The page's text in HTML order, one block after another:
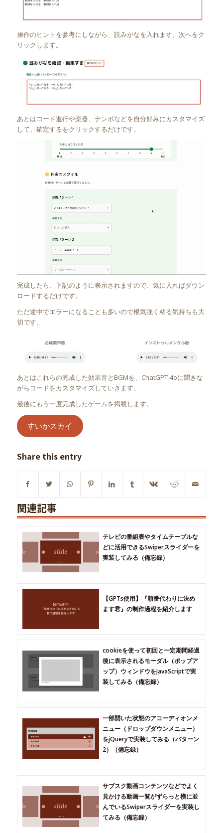
操作のヒントを参考にしながら、読みがなを入れます。次へをク
リックします。
あとはコード進行や楽器、テンポなどを自分好みにカスタマイズ
して、確定するをクリックするだけです。
完成したら、下記のように表示されますので、気に入ればダウン
ロードするだけです。
ただ途中でエラーになることも多いので根気強く粘る気持ちも大
切です。
あとはこれらの完成した効果音とBGMを、ChatGPT-4oに聞きな
がらコードをカスタマイズしていきます。
最後にもう一度完成したゲームを掲載します。
すいかスカイ
Share this entry
関連記事
テレビの番組表やタイムテーブルな
どに活用できるSwiperスライダーを
実装してみる（備忘録）
【GPTs使用】『順番代わりに決め
ます君』の制作過程を紹介します
cookieを使って初回と一定期間経過
後に表示されるモーダル（ポップア
ップ）ウィンドウをJavaScriptで実
装してみる（備忘録）
一部開いた状態のアコーディオンメ
ニュー（ドロップダウンメニュー）
をjQueryで実装してみる（パターン
2）（備忘録）
サブスク動画コンテンツなどでよく
見かける動画一覧がずらっと横に並
んでいるSwiperスライダーを実装し
てみる（備忘録）